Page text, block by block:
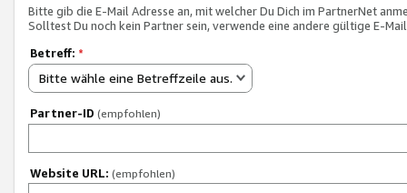
Bitte gib die E-Mail Adresse an, mit welcher Du Dich im PartnerNet
Solltest Du noch kein Partner sein, verwende eine andere gültige E-
Betreff: *
Bitte wähle eine Betreffzeile aus.
Partner-ID (empfohlen)
Website URL: (empfohlen)